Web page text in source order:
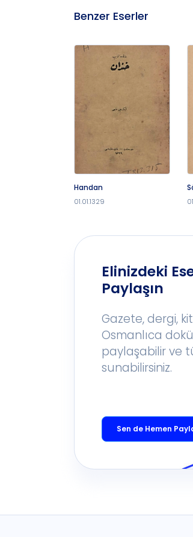
Benzer Eserler
Handan
01.01.1329
Elinizdeki
Paylaşın
Gazete, dergi,
Osmanlıca
paylaşabilir ve
sunabilirsiniz.
Sen de Hemen